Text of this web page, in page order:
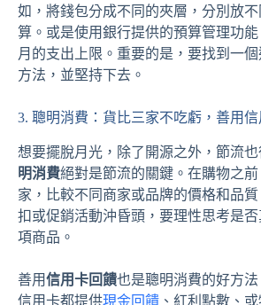
如，將錢包分成不同的夾層，分別放
算。或是使用銀行提供的預算管理功能
月的支出上限。重要的是，要找到一
方法，並堅持下去。
3. 聰明消費：貨比三家不吃虧，善用
想要擺脫月光，除了開源之外，節流也
明消費絕對是節流的關鍵。在購物之前
家，比較不同商家或品牌的價格和品
扣或促銷活動沖昏頭，要理性思考是
項商品。
善用信用卡回饋也是聰明消費的好方
信用卡都提供現金回饋 、紅利點數、